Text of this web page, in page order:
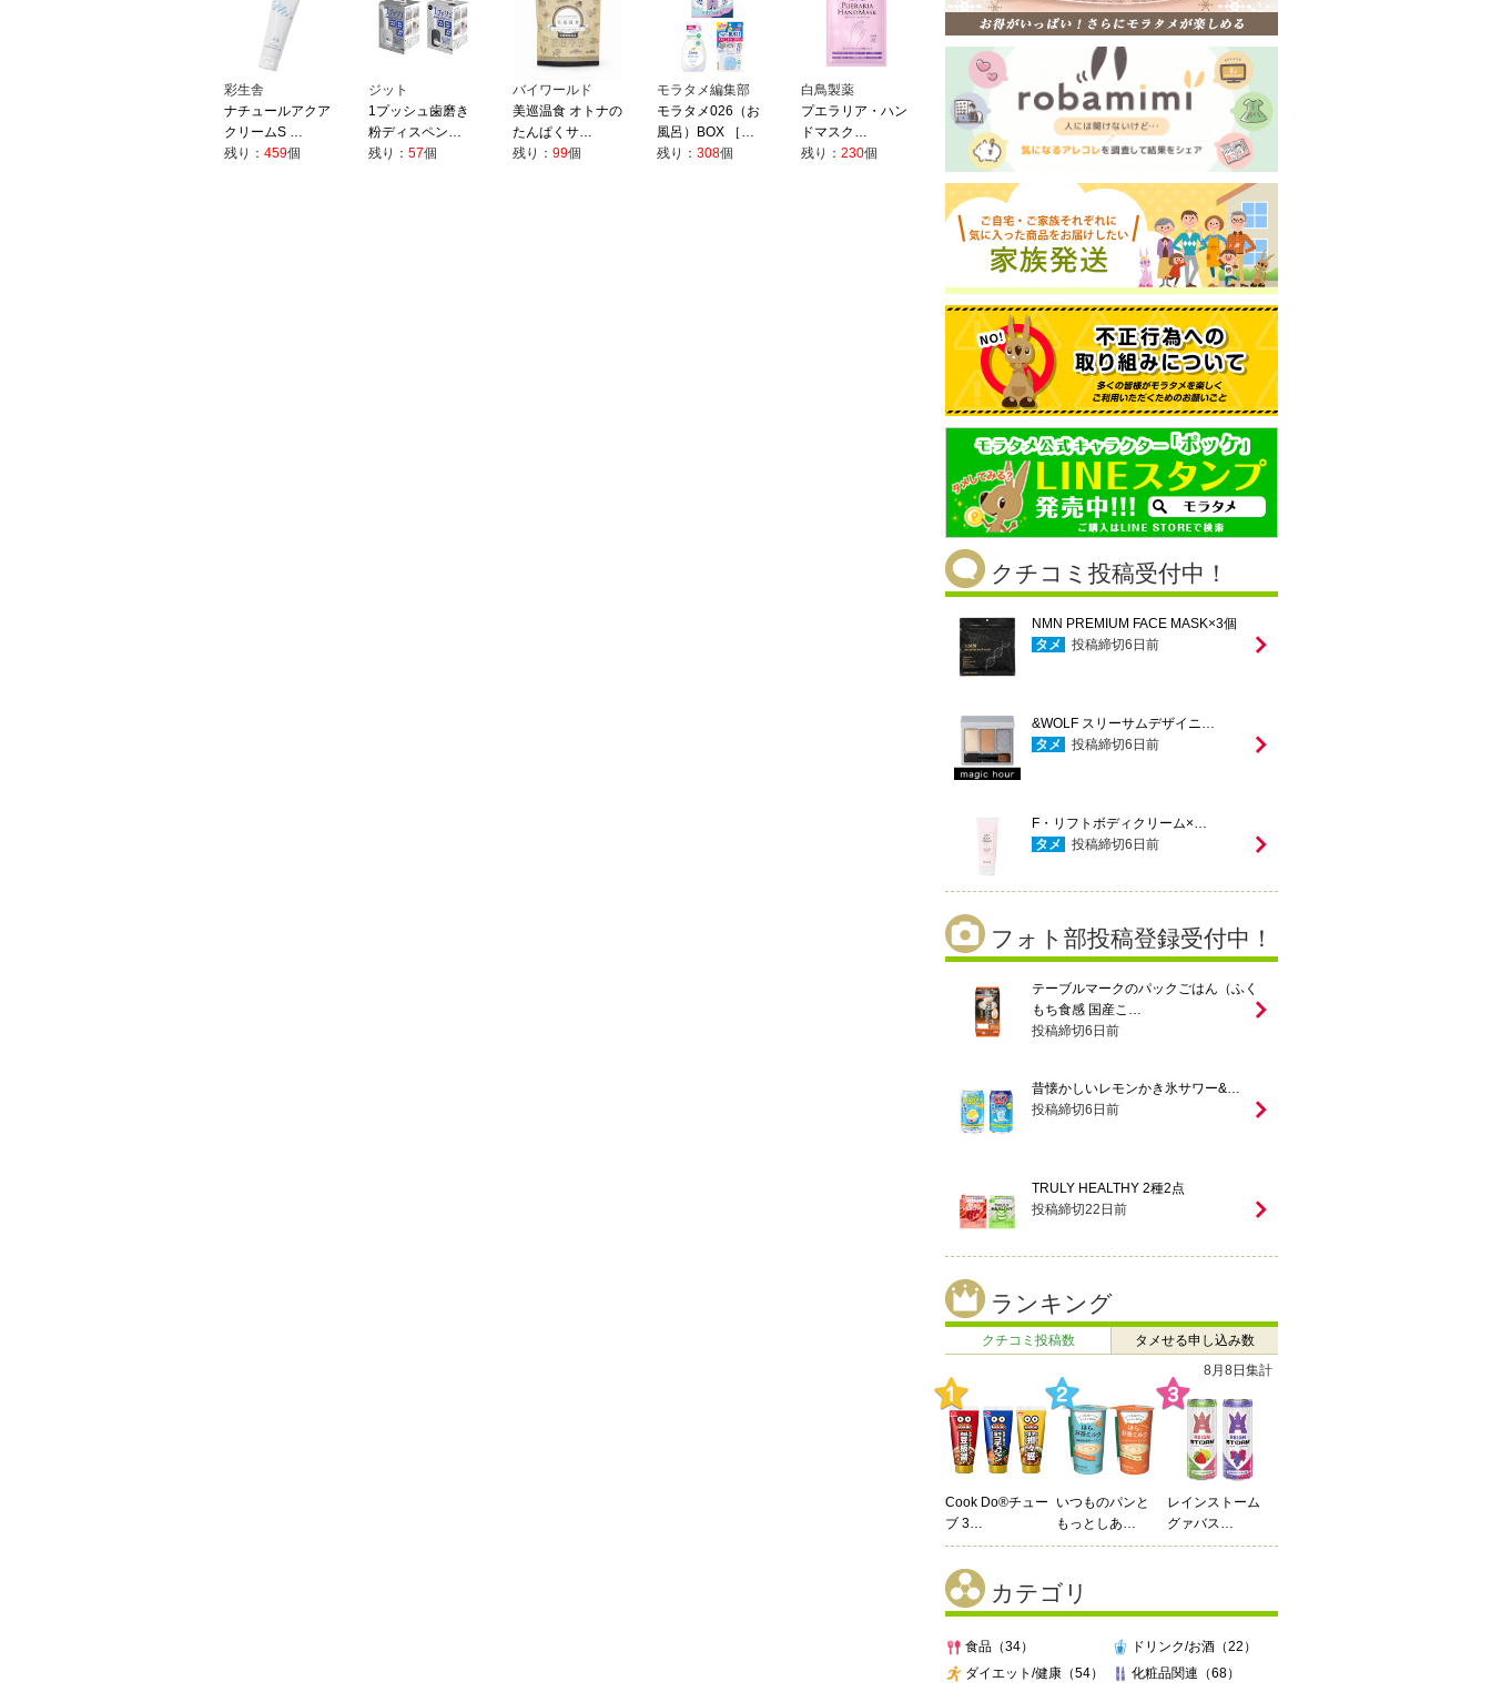
彩生舎
ナチュールアクア
クリームS …
残り： 459個
ジット
1プッシュ歯磨き
粉ディスペン…
残り： 57個
バイワールド
美巡温食 オトナの
たんぱくサ…
残り： 99個
モラタメ編集部
モラタメ026（お
風呂）BOX ［…
残り： 308個
白鳥製薬
プエラリア・ハン
ドマスク…
残り： 230個
クチコミ投稿受付中！
NMN PREMIUM FACE MASK×3個
タメ
投稿締切6 日前
&WOLF スリーサムデザイニ…
タメ
投稿締切6 日前
F・リフトボディクリーム×…
タメ
投稿締切6 日前
フォト部投稿登録受付中！
テーブルマークのパックごはん（ふく
もち食感 国産こ…
投稿締切6 日前
昔懐かしいレモンかき氷サワー&…
投稿締切6 日前
TRULY HEALTHY 2種2点
投稿締切22 日前
ランキング
クチコミ投稿数
タメせる申し込み数
7月27日 ～ 8月2日
Cook Do®チュー
ブ 3…
辻利 お濃い抹茶
ラテ（210…
enn you3種飲み
比…
カテゴリ
食品（34）
ドリンク/お酒（22）
ダイエット/健康（54）
化粧品関連（68）